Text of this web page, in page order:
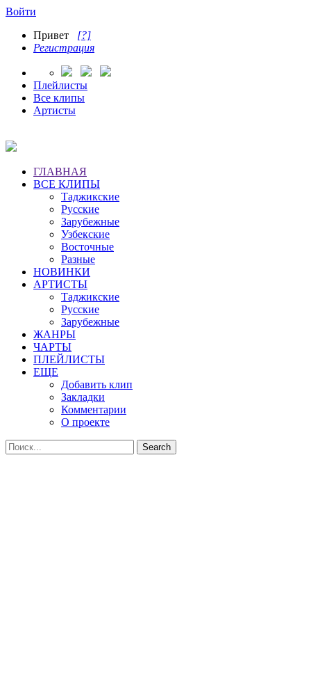
Войти
Привет [?]
Регистрация
Плейлисты
Все клипы
Артисты
ГЛАВНАЯ
ВСЕ КЛИПЫ
Таджикские
Русские
Зарубежные
Узбекские
Восточные
Разные
НОВИНКИ
АРТИСТЫ
Таджикские
Русские
Зарубежные
ЖАНРЫ
ЧАРТЫ
ПЛЕЙЛИСТЫ
ЕЩЕ
Добавить клип
Закладки
Комментарии
О проекте